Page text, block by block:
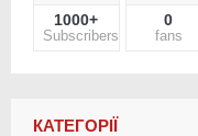
1000+
Subscribers
0
fans
КАТЕГОРІЇ